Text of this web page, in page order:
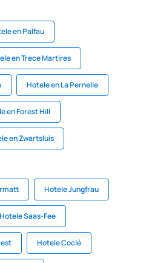
en Palfau
en Trece Martires
Hotele en La Pernelle
en Forest Hill
en Zwartsluis
Hotele Jungfrau
Hotele Saas-Fee
Hotele Coclé